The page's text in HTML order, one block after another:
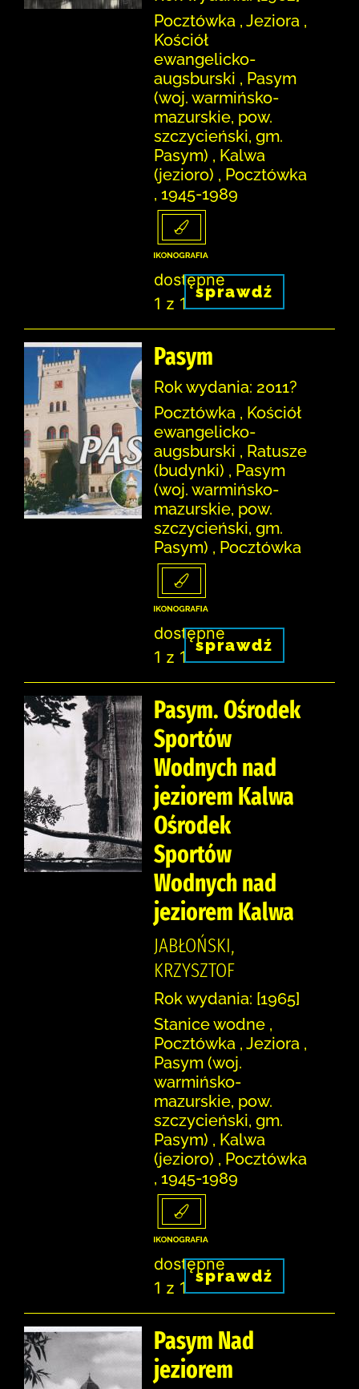
Pocztówka , Jeziora ,
Kościół
ewangelicko-
augsburski , Pasym
(woj. warmińsko-
mazurskie, pow.
szczycieński, gm.
Pasym) , Kalwa
(jezioro) , Pocztówka
, 1945-1989
dostępne
1 z 1
sprawdź
Pasym
Rok wydania: 2011?
Pocztówka , Kościół
ewangelicko-
augsburski , Ratusze
(budynki) , Pasym
(woj. warmińsko-
mazurskie, pow.
szczycieński, gm.
Pasym) , Pocztówka
dostępne
1 z 1
sprawdź
Pasym. Ośrodek
Sportów
Wodnych nad
jeziorem Kalwa
Ośrodek
Sportów
Wodnych nad
jeziorem Kalwa
JABŁOŃSKI,
KRZYSZTOF
Rok wydania: [1965]
Stanice wodne ,
Pocztówka , Jeziora ,
Pasym (woj.
warmińsko-
mazurskie, pow.
szczycieński, gm.
Pasym) , Kalwa
(jezioro) , Pocztówka
, 1945-1989
dostępne
1 z 1
sprawdź
Pasym Nad
jeziorem